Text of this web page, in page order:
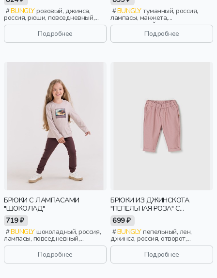
BUNGLYрозовый, джинса,
россия, рюши, повседневный,
малыши, дети
Подробнее
BUNGLYтуманный, россия,
лампасы, манжета,
повседневный, мальчики,
малыши, дошкольники, дети
Подробнее
БРЮКИ С ЛАМПАСАМИ
"ШОКОЛАД"
719 ₽
BUNGLYшоколадный, россия,
лампасы, повседневный,
девочки, малыши, дошкольники,
Подробнее
БРЮКИ ИЗ ДЖИНСКОТА
"ПЕПЕЛЬНАЯ РОЗА" С
ОТВОРОТАМИ 0+
699 ₽
BUNGLYпепельный, лен,
джинса, россия, отворот,
малыши, дети
Подробнее